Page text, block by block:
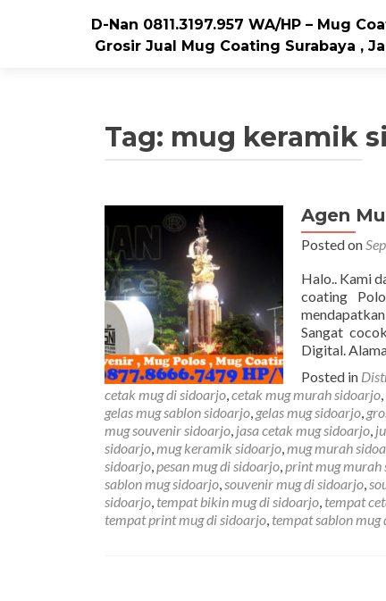
D-Nan 0811.3197.957 WA/HP – Mug
Grosir Jual Mug Coating Surabaya ,
Tag: mug keramik
Agen
Posted on
Halo.. Kami
coating
Sangat
Digital.
Posted in
cetak mug di sidoarjo,cetak mug murah sidoarjo,
gelas mug sablon sidoarjo, gelas mug sidoarjo,
mug souvenir sidoarjo, jasa cetak mug sidoarjo,
sidoarjo,mug keramik sidoarjo,mug murah
sidoarjo,pesan mug di sidoarjo,print mug murah
sablon mug sidoarjo,souvenir mug di sidoarjo,
sidoarjo, tempat bikin mug di sidoarjo, tempat
tempat print mug di sidoarjo, tempat sablon mug